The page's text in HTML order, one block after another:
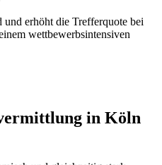
erhöht die Trefferquote bei
wettbewerbsintensiven
in Köln